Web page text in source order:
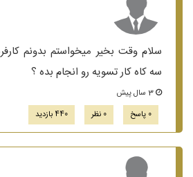
سلام وقت بخیر میخواستم بدونم
سه کاه کار تسویه رو انجام بده ؟
0 پاسخ
0 نظر 440 بازدید